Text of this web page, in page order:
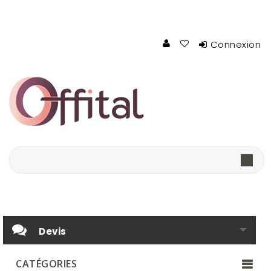
Connexion
Devis
CATÉGORIES